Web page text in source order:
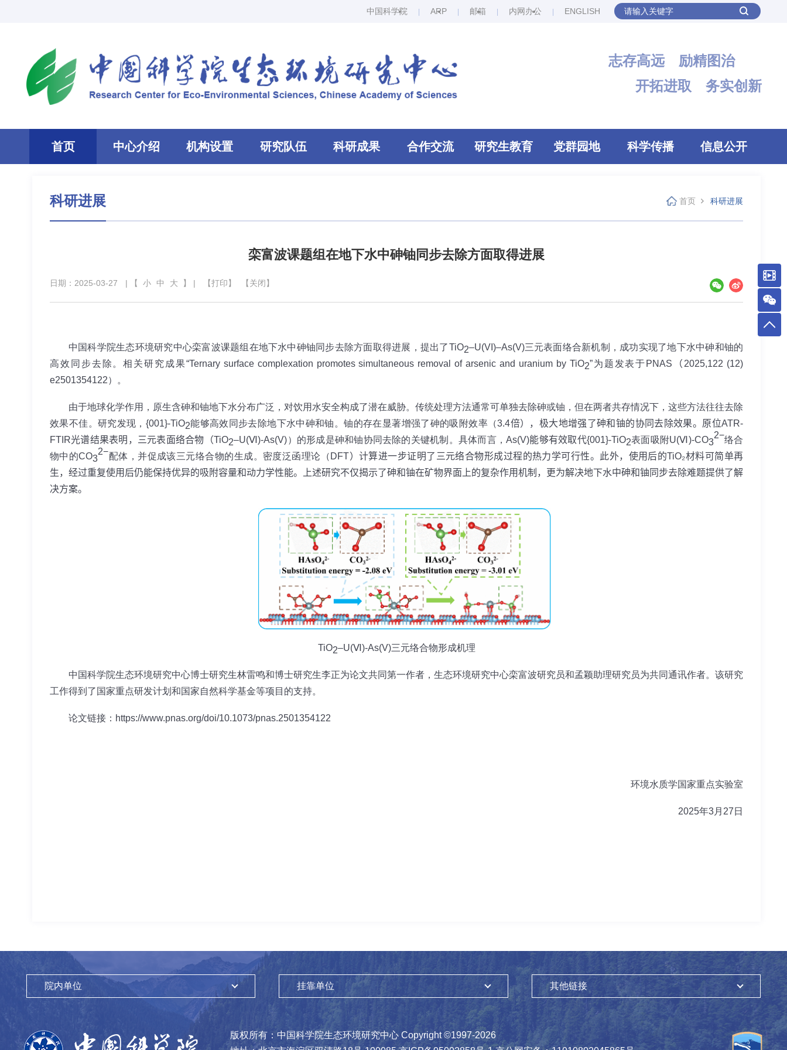
中国科学院 ARP 邮箱 内网办公 ENGLISH
志存高远 励精图治
开拓进取 务实创新
首页 中心介绍 机构设置 研究队伍 科研成果 合作交流 研究生教育 党群园地 科学传播 信息公开
科研进展 首页 科研进展
栾富波课题组在地下水中砷铀同步去除方面取得进展
日期：2025-03-27 | 【 小 中 大 】 | 【打印】 【关闭】
中国科学院生态环境研究中心栾富波课题组在地下水中砷铀同步去除方面取得进展，提出了TiO2–U(VI)–As(V)三元表面络合新机制，成功实现了地下水中砷和铀的
高效同步去除。相关研究成果“Ternary surface complexation promotes simultaneous removal of arsenic and uranium by TiO2”为题发表于 PNAS （ 2025,122 (12)
e2501354122）。
由于地球化学作用，原生含砷和铀地下水分布广泛，对饮用水安全构成了潜在威胁。传统处理方法通常可单独去除砷或铀，但在两者共存情况下，这些方法往往去除
效果不佳。研究发现， {001}-TiO2能够高效同步去除地下水中砷和铀。铀的存在显著增强了砷的吸附效率（3.4倍），极大地增强了砷和铀的协同去除效果。原位ATR-
FTIR光谱结果表明，三元表面络合物（TiO2–U(Ⅵ)-As(V)）的形成是砷和铀协同去除的关键机制。具体而言，As(V)能够有效取代{001}-TiO2表面吸附U(Ⅵ)-CO3
2−络合
物中的CO3
2−配体，并促成该三元络合物的生成。密度泛函理论（ DFT）计算进一步证明了三元络合物形成过程的热力学可行性。此外，使用后的TiO₂材料可简单再
生，经过重复使用后仍能保持优异的吸附容量和动力学性能。上述研究不仅揭示了砷和铀在矿物界面上的复杂作用机制，更为解决地下水中砷和铀同步去除难题提供了解
决方案。
TiO2–U(Ⅵ)-As(V)三元络合物形成机理
中国科学院生态环境研究中心博士研究生林雷鸣和博士研究生李正为论文共同第一作者，生态环境研究中心栾富波研究员和孟颖助理研究员为共同通讯作者。该研究
工作得到了国家重点研发计划和国家自然科学基金等项目的支持。
论文链接： https://www.pnas.org/doi/10.1073/pnas.2501354122
环境水质学国家重点实验室
2025年3月27日
院内单位 挂靠单位 其他链接
版权所有： 中国科学院生态环境研究中心 Copyright ©1997-2026